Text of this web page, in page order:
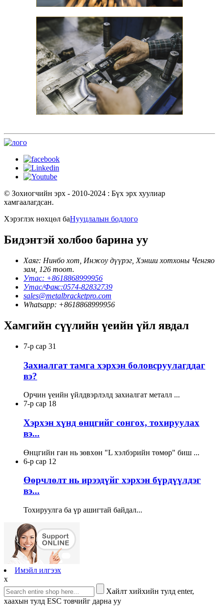
© Зохиогчийн эрх - 2010-2024 : Бүх эрх хуулиар
хамгаалагдсан.
Хэрэглэх нөхцөл баНууцлалын бодлого
Бидэнтэй холбоо барина уу
Хаяг: Нинбо хот, Инжоу дүүрэг, Хэнши хотхоны Ченгяо
зам, 126 тоот.
Утас: +8618868999956
Утас/Факс:0574-82832739
sales@metalbracketpro.com
Whatsapp: +8618868999956
Хамгийн сүүлийн үеийн үйл явдал
7-р сар 31
Захиалгат тамга хэрхэн боловсруулагддаг
вэ?
Орчин үеийн үйлдвэрлэлд захиалгат металл ...
7-р сар 18
Хэрхэн хүнд өнцгийг сонгох, тохируулах
вэ...
Өнцгийн ган нь зөвхөн "L хэлбэрийн төмөр" биш ...
6-р сар 12
Өөрчлөлт нь ирээдүйг хэрхэн бүрдүүлдэг
вэ...
Тохируулга ба үр ашигтай байдал...
Имэйл илгээх
x
Хайлт хийхийн тулд enter,
хаахын тулд ESC товчийг дарна уу